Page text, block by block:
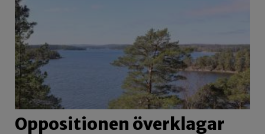
Oppositionen överklagar